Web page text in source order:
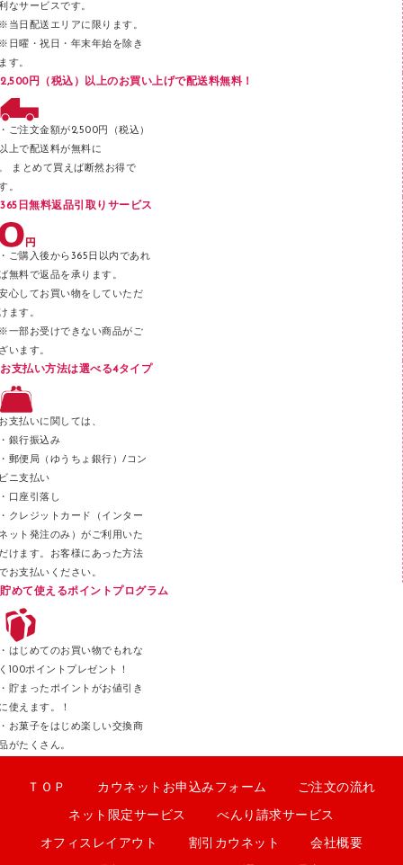
メッシュケース／ペンケース
フロアケース
ブックエンド／ブックスタンド
パンチ
テープカッター
その他文具
セロハンテープ
スティックのり
クリップ
カッター
なサービスです。
当日配送エリアに限ります。
日曜・祝日・年末年始を除き
す。
2,500円（税込）以上のお買い上げで配送料無料！
ご注文金額が2,500円（税込）
上で配送料が無料に
まとめて買えば断然お得で
。
365日無料返品引取りサービス
ご購入後から365日以内であれ
無料で返品を承ります。
心してお買い物をしていただ
ます。
一部お受けできない商品がご
います。
お支払い方法は選べる4タイプ
支払いに関しては、
銀行振込み
郵便局（ゆうちょ銀行）/コン
ニ支払い
口座引落し
クレジットカード（インター
ット発注のみ）がご利用いた
けます。お客様にあった方法
お支払いください。
貯めて使えるポイントプログラム
はじめてのお買い物でもれな
100ポイントプレゼント！
貯まったポイントがお値引き
使えます。！
お菓子をはじめ楽しい交換商
がたくさん。
ＴＯＰ カウネットお申込みフォーム ご注文の流れ
ネット限定サービス べんり請求サービス
オフィスレイアウト 割引カウネット 会社概要